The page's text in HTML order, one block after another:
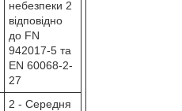
небезпеки 2
відповідно
до FN
942017-5 та
EN 60068-2-
27
2 - Середня